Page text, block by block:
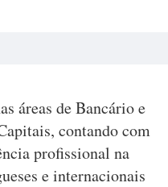
áreas de Bancário e
contando com
profissional na
e internacionais